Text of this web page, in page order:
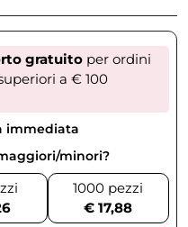
gratuitoper ordini
a € 100
immediata
minori?
1000 pezzi
€ 17,88